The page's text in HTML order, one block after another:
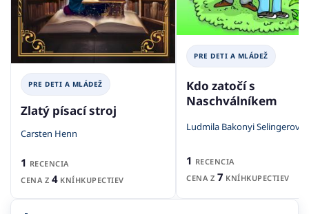
PRE DETI A MLÁDEŽ
Zlatý písací stroj
Carsten Henn
1 RECENCIA
CENA Z 4KNÍHKUPECTIEV
PRE DETI A MLÁDEŽ
Kdo zatočí s
Naschválníkem
Ludmila Bakonyi Selingerová
1 RECENCIA
CENA Z 7 KNÍHKUPECTIEV